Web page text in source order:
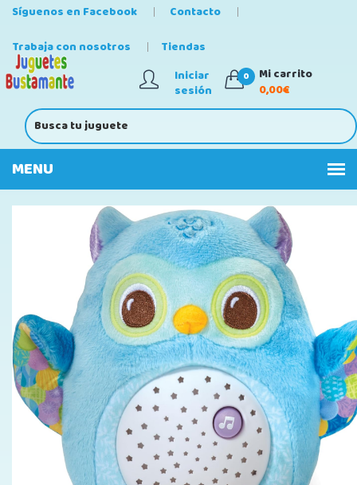
Síguenos en Facebook
Contacto
Trabaja con nosotros
Tiendas
Iniciar
sesión
0
Mi carrito
0,00€